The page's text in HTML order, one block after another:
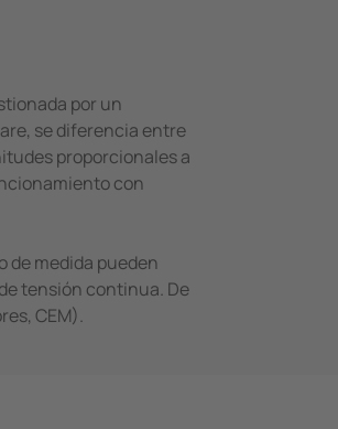
por un
se diferencia entre
proporcionales a
con
de medida pueden
tensión­ continua. De
CEM).